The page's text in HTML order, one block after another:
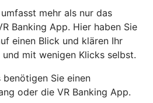
mehr als nur das
Banking App. Hier haben Sie
einen Blick und klären Ihr
mit wenigen Klicks selbst.
benötigen Sie einen
oder die VR Banking App.